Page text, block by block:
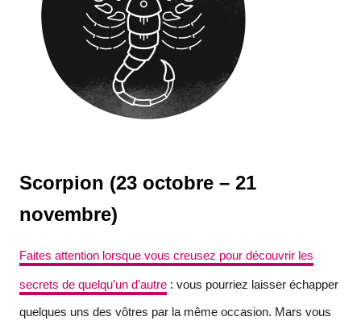
Scorpion (23 octobre – 21
novembre)
Faites attention lorsque vous creusez pour découvrir les
secrets de quelqu’un d’autre : vous pourriez laisser échapper
quelques uns des vôtres par la même occasion. Mars vous